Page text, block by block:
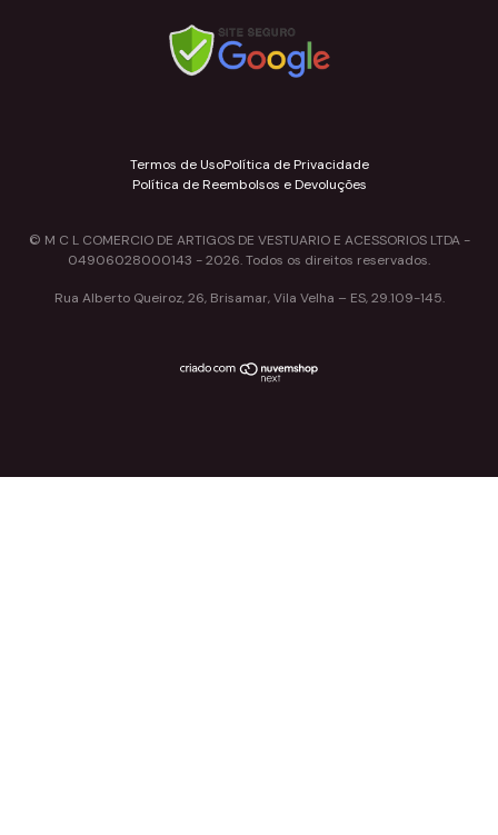
Termos de UsoPolítica de Privacidade
Política de Reembolsos e Devoluções
© M C L COMERCIO DE ARTIGOS DE VESTUARIO E ACESSORIOS LTDA -
04906028000143 - 2026. Todos os direitos reservados.
Rua Alberto Queiroz, 26, Brisamar, Vila Velha – ES, 29.109-145.